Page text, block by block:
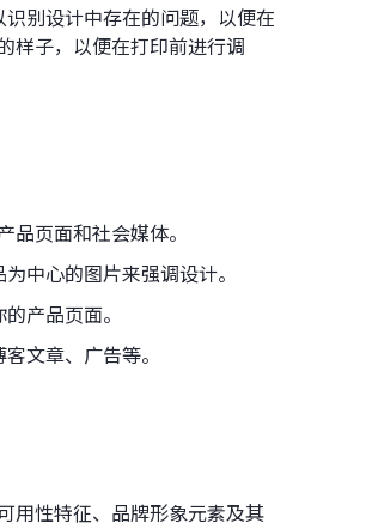
别设计中存在的问题，以便在
样子，以便在打印前进行调
品页面和社会媒体。
中心的图片来强调设计。
产品页面。
文章、广告等。
用性特征、品牌形象元素及其